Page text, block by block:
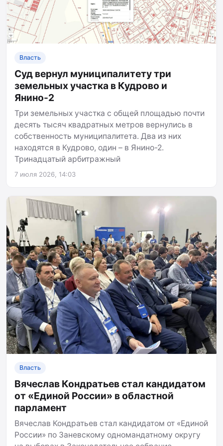
Власть
Суд вернул муниципалитету три
земельных участка в Кудрово и
Янино-2
Три земельных участка с общей площадью почти
десять тысяч квадратных метров вернулись в
собственность муниципалитета. Два из них
находятся в Кудрово, один – в Янино-2.
Тринадцатый арбитражный
7 июля 2026, 14:03
Власть
Вячеслав Кондратьев стал кандидатом
от «Единой России» в областной
парламент
Вячеслав Кондратьев стал кандидатом от «Единой
России» по Заневскому одномандатному округу